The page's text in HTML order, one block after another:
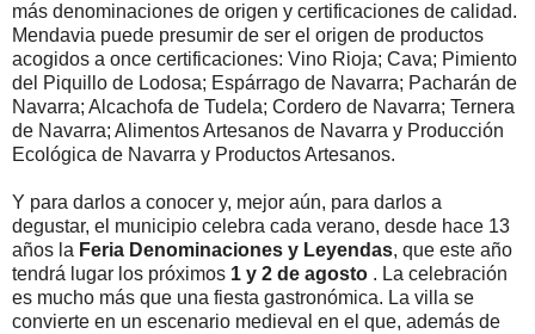
más denominaciones de origen y certificaciones de calidad.
Mendavia puede presumir de ser el origen de productos
acogidos a once certificaciones: Vino Rioja; Cava; Pimiento
del Piquillo de Lodosa; Espárrago de Navarra; Pacharán de
Navarra; Alcachofa de Tudela; Cordero de Navarra; Ternera
de Navarra; Alimentos Artesanos de Navarra y Producción
Ecológica de Navarra y Productos Artesanos.
Y para darlos a conocer y, mejor aún, para darlos a
degustar, el municipio celebra cada verano, desde hace 13
años la Feria Denominaciones y Leyendas, que este año
tendrá lugar los próximos 1 y 2 de agosto . La celebración
es mucho más que una fiesta gastronómica. La villa se
convierte en un escenario medieval en el que, además de